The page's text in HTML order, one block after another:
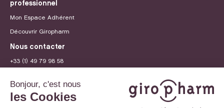
professionnel
Mon Espace Adhérent
Découvrir Giropharm
Nous contacter
+33 (1) 49 79 98 58
Recrutement